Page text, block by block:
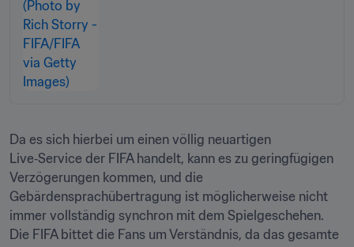
Da es sich hierbei um einen völlig neuartigen
Live‑Service der FIFA handelt, kann es zu geringfügigen
Verzögerungen kommen, und die
Gebärdensprachübertragung ist möglicherweise nicht
immer vollständig synchron mit dem Spielgeschehen.
Die FIFA bittet die Fans um Verständnis, da das gesamte